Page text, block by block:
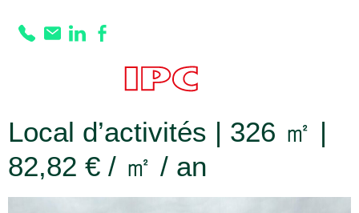
Prestation :
béton quartzé
Local d’activités | 326 ㎡ |
82,82 € / ㎡ / an